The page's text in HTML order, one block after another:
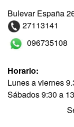
Bulevar España
27113141
096735108
Horario:
Lunes a viernes
Sábados 9:30 a